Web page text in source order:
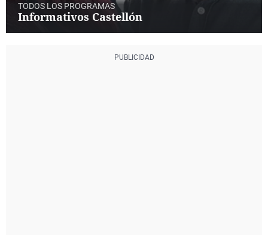
TODOS LOS PROGRAMAS
Informativos Castellón